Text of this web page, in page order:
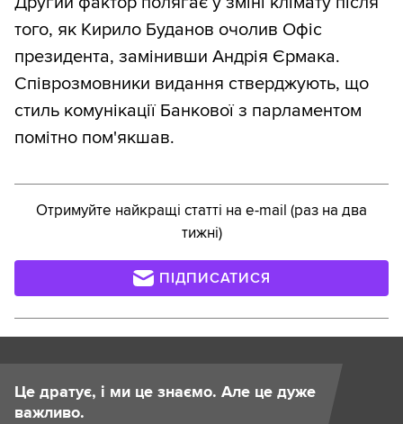
того, як Кирило Буданов очолив Офіс
президента, замінивши Андрія Єрмака.
Співрозмовники видання стверджують, що
стиль комунікації Банкової з парламентом
помітно пом'якшав.
Отримуйте найкращі статті на e-mail (раз на два
тижні)
ПІДПИСАТИСЯ
Це дратує, і ми це знаємо. Але це дуже
важливо.